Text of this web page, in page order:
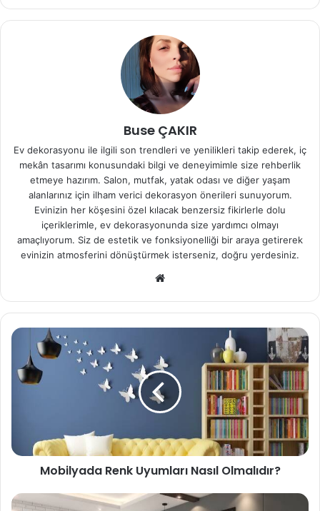
Buse ÇAKIR
Ev dekorasyonu ile ilgili son trendleri ve yenilikleri takip ederek, iç
mekân tasarımı konusundaki bilgi ve deneyimimle size rehberlik
etmeye hazırım. Salon, mutfak, yatak odası ve diğer yaşam
alanlarınız için ilham verici dekorasyon önerileri sunuyorum.
Evinizin her köşesini özel kılacak benzersiz fikirlerle dolu
içeriklerimle, ev dekorasyonunda size yardımcı olmayı
amaçlıyorum. Siz de estetik ve fonksiyonelliği bir araya getirerek
evinizin atmosferini dönüştürmek isterseniz, doğru yerdesiniz.
sit
esi
Mobilyada Renk Uyumları Nasıl Olmalıdır?